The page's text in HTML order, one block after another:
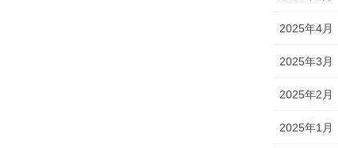
2025年4月
2025年3月
2025年2月
2025年1月